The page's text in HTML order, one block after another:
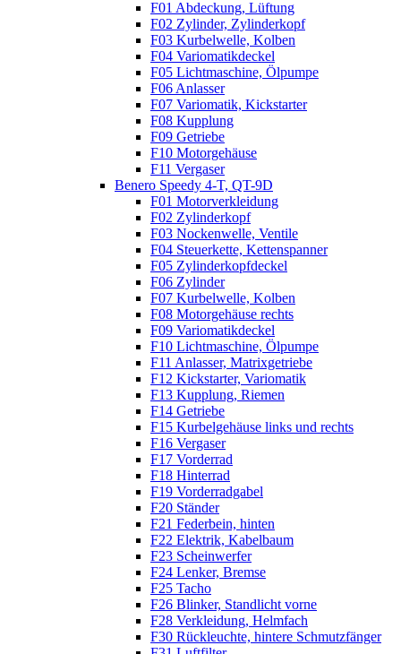
F01 Abdeckung, Lüftung
F02 Zylinder, Zylinderkopf
F03 Kurbelwelle, Kolben
F04 Variomatikdeckel
F05 Lichtmaschine, Ölpumpe
F06 Anlasser
F07 Variomatik, Kickstarter
F08 Kupplung
F09 Getriebe
F10 Motorgehäuse
F11 Vergaser
Benero Speedy 4-T, QT-9D
F01 Motorverkleidung
F02 Zylinderkopf
F03 Nockenwelle, Ventile
F04 Steuerkette, Kettenspanner
F05 Zylinderkopfdeckel
F06 Zylinder
F07 Kurbelwelle, Kolben
F08 Motorgehäuse rechts
F09 Variomatikdeckel
F10 Lichtmaschine, Ölpumpe
F11 Anlasser, Matrixgetriebe
F12 Kickstarter, Variomatik
F13 Kupplung, Riemen
F14 Getriebe
F15 Kurbelgehäuse links und rechts
F16 Vergaser
F17 Vorderrad
F18 Hinterrad
F19 Vorderradgabel
F20 Ständer
F21 Federbein, hinten
F22 Elektrik, Kabelbaum
F23 Scheinwerfer
F24 Lenker, Bremse
F25 Tacho
F26 Blinker, Standlicht vorne
F28 Verkleidung, Helmfach
F30 Rückleuchte, hintere Schmutzfänger